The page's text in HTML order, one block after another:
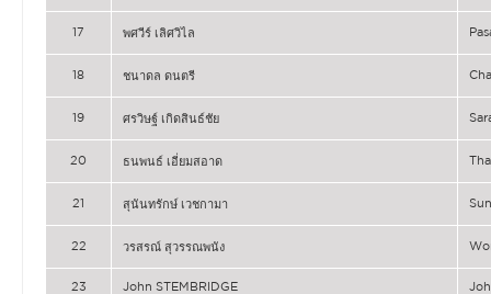
17 พศวีร์ เลิศวิไล
18 ชนาดล ดนตรี
19 ศรวิษฐ์ เกิดสินธ์ชัย
20 ธนพนธ์ เอี่ยมสอาด
21 สุนันทรักษ์ เวชกามา
22 วรสรณ์ สุวรรณพนัง
23 John STEMBRIDGE